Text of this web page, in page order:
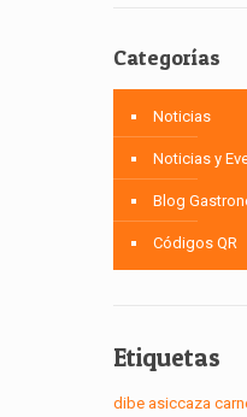
Categorías
Noticias
Noticias y
Blog
Códigos QR
Etiquetas
dibe asiccaza